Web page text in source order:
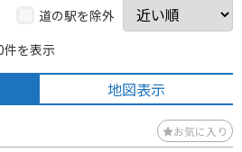
道の駅を除外
件を表示
地図表示
お気に入り